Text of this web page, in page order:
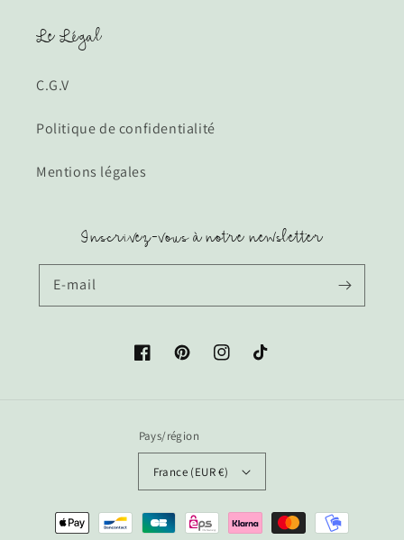
Le Légal
C.G.V
Politique de confidentialité
Mentions légales
Inscrivez-vous à notre newsletter
E-mail
FacebookPinterestInstagramTikTok
Pays/région
France (EUR €)
Moyens